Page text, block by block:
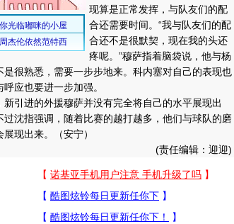
现算是正常发挥，与队友们的配
合还需要时间。“我与队友们的配
合还不是很默契，现在我的头还
疼呢。”穆萨指着脑袋说，他与杨
很熟悉，需要一步步地来。科内塞对自己的表现也
应也要进一步加强。
进的外援穆萨并没有完全将自己的水平展现出
沈指强调，随着比赛的越打越多，他们与球队的磨
现出来。（安宁）
(责任编辑：迎迎)